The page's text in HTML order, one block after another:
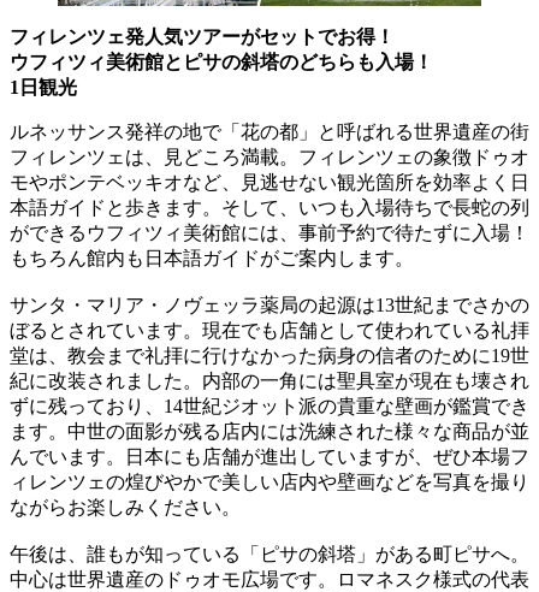
フィレンツェ発人気ツアーがセットでお得！
ウフィツィ美術館とピサの斜塔のどちらも入場！
1日観光
ルネッサンス発祥の地で「花の都」と呼ばれる世界遺産の街
フィレンツェは、見どころ満載。フィレンツェの象徴ドゥオ
モやポンテベッキオなど、見逃せない観光箇所を効率よく日
本語ガイドと歩きます。そして、いつも入場待ちで長蛇の列
ができるウフィツィ美術館には、事前予約で待たずに入場！
もちろん館内も日本語ガイドがご案内します。
サンタ・マリア・ノヴェッラ薬局の起源は13世紀までさかの
ぼるとされています。現在でも店舗として使われている礼拝
堂は、教会まで礼拝に行けなかった病身の信者のために19世
紀に改装されました。内部の一角には聖具室が現在も壊され
ずに残っており、14世紀ジオット派の貴重な壁画が鑑賞でき
ます。中世の面影が残る店内には洗練された様々な商品が並
んでいます。日本にも店舗が進出していますが、ぜひ本場フ
ィレンツェの煌びやかで美しい店内や壁画などを写真を撮り
ながらお楽しみください。
午後は、誰もが知っている「ピサの斜塔」がある町ピサへ。
中心は世界遺産のドゥオモ広場です。ロマネスク様式の代表